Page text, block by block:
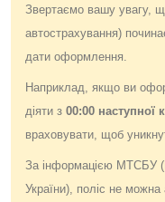
Звертаємо вашу увагу,
автострахування)
дати оформлення.
Наприклад, якщо ви
діяти з 00:00 наступної
враховувати, щоб
За інформацією МТСБУ
України), поліс не можна